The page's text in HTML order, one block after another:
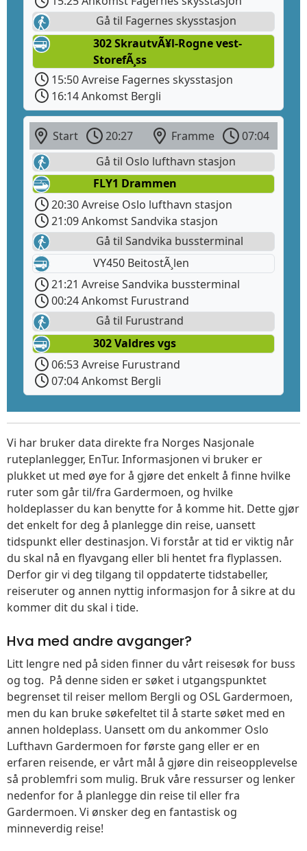
Gå til Fagernes skysstasjon
302 SkrautvÃ¥l-Rogne vest-
StorefÃ¸ss
15:50 Avreise Fagernes skysstasjon
16:14 Ankomst Bergli
Start 20:27 Framme
07:04
Gå til Oslo lufthavn stasjon
FLY1 Drammen
20:30 Avreise Oslo lufthavn stasjon
21:09 Ankomst Sandvika stasjon
Gå til Sandvika bussterminal
VY450 BeitostÃ¸len
21:21 Avreise Sandvika bussterminal
00:24 Ankomst Furustrand
Gå til Furustrand
302 Valdres vgs
06:53 Avreise Furustrand
07:04 Ankomst Bergli
Vi har bruker data direkte fra Norges Nasjonale
ruteplanlegger, EnTur. Informasjonen vi bruker er
plukket ut med øye for å gjøre det enkelt å finne hvilke
ruter som går til/fra Gardermoen, og hvilke
holdeplasser du kan benytte for å komme hit. Dette gjør
det enkelt for deg å planlegge din reise, uansett
tidspunkt eller destinasjon. Vi forstår at tid er viktig når
du skal nå en flyavgang eller bli hentet fra flyplassen.
Derfor gir vi deg tilgang til oppdaterte tidstabeller,
reiseruter og annen nyttig informasjon for å sikre at du
kommer dit du skal i tide.
Hva med andre avganger?
Litt lengre ned på siden finner du vårt reisesøk for buss
og tog. På denne siden er søket i utgangspunktet
begrenset til reiser mellom Bergli og OSL Gardermoen,
men du kan bruke søkefeltet til å starte søket med en
annen holdeplass. Uansett om du ankommer Oslo
Lufthavn Gardermoen for første gang eller er en
erfaren reisende, er vårt mål å gjøre din reiseopplevelse
så problemfri som mulig. Bruk våre ressurser og lenker
nedenfor for å planlegge din reise til eller fra
Gardermoen. Vi ønsker deg en fantastisk og
minneverdig reise!